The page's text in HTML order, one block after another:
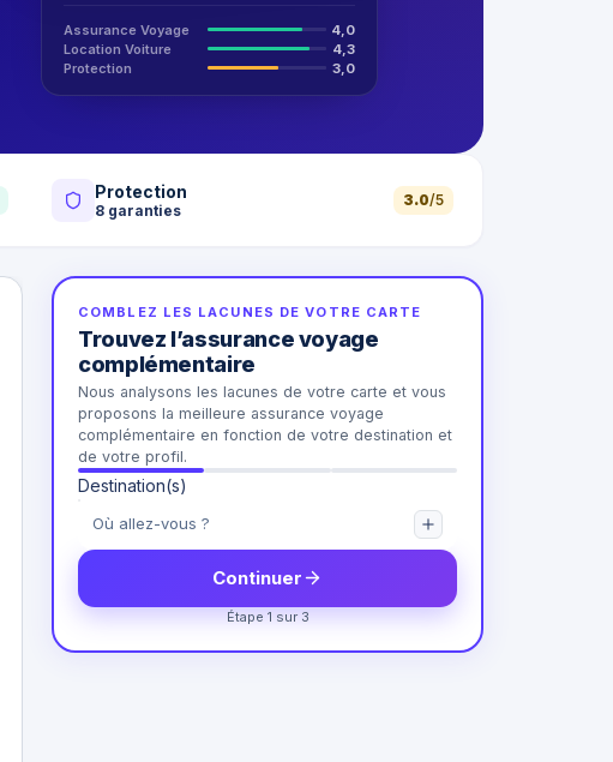
Assurance Voyage
4,0
Location Voiture
4,3
Protection
3,0
Protection
8 garanties
3.0/5
COMBLEZ LES LACUNES DE VOTRE CARTE
Trouvez l’assurance voyage
complémentaire
Nous analysons les lacunes de votre carte et vous
proposons la meilleure assurance voyage
complémentaire en fonction de votre destination et
de votre profil.
Destination(s)
Continuer
Étape 1 sur 3